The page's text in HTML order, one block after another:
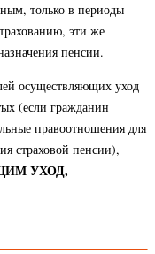
только в периоды
эти же
пенсии.
осуществляющих уход
(если гражданин
правоотношения для
страховой пенсии),
УХОД,